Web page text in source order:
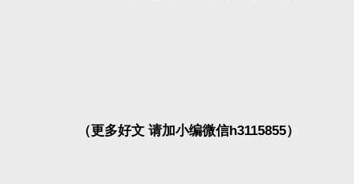
（更多好文 请加小编微信h3115855）